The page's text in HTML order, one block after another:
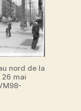
nord de la
26 mai